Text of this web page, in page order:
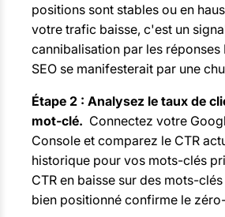
positions sont stables ou en
votre trafic baisse, c'est un
cannibalisation par les réponses
SEO se manifesterait par une
Étape 2 : Analysez le taux de
mot-clé. Connectez votre
Console et comparez le CTR
historique pour vos mots-clés
CTR en baisse sur des mots-
bien positionné confirme le